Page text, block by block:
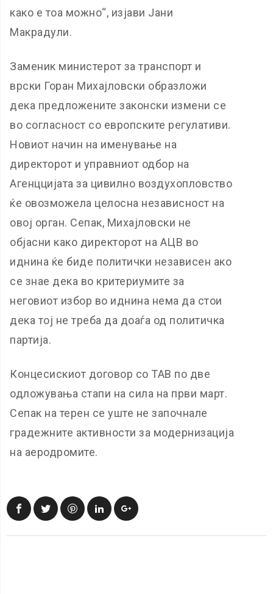
како е тоа можно“, изјави Јани
Макрадули.
Заменик министерот за транспорт и
врски Горан Михајловски образложи
дека предложените законски измени се
во согласност со европските регулативи.
Новиот начин на именување на
директорот и управниот одбор на
Агенццијата за цивилно воздухопловство
ќе овозможела целосна независност на
овој орган. Сепак, Михајловски не
објасни како директорот на АЦВ во
иднина ќе биде политички независен ако
се знае дека во критериумите за
неговиот избор во иднина нема да стои
дека тој не треба да доаѓа од политичка
партија.
Концесискиот договор со ТАВ по две
одложувања стапи на сила на први март.
Сепак на терен се уште не започнале
градежните активности за модернизација
на аеродромите.